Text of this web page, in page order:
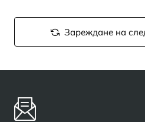
Зареждане на